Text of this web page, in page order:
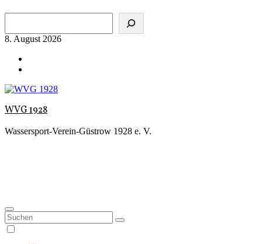
springen
8. August 2026
WVG 1928
Wassersport-Verein-Güstrow 1928 e. V.